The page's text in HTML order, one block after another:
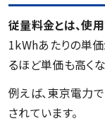
従量料金とは、使
1kWhあたりの単
るほど単価も高くな
例えば、東京電力
されています。